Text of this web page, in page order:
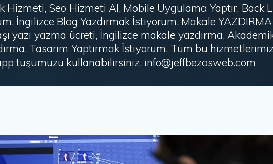
Hizmeti, Seo Hizmeti Al, Mobile Uygulama Yaptır, Back
İngilizce Blog Yazdırmak İstiyorum, Makale
yazı yazma ücreti, İngilizce makale yazdırma,
Tasarım Yaptırmak İstiyorum, Tüm bu
tuşumuzu kullanabilirsiniz. info@jeffbezosweb.com